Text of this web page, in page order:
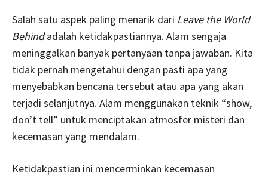
Salah satu aspek paling menarik dari Leave the World
Behindadalah ketidakpastiannya. Alam sengaja
meninggalkan banyak pertanyaan tanpa jawaban. Kita
tidak pernah mengetahui dengan pasti apa yang
menyebabkan bencana tersebut atau apa yang akan
terjadi selanjutnya. Alam menggunakan teknik “show,
don’t tell” untuk menciptakan atmosfer misteri dan
kecemasan yang mendalam.
Ketidakpastian ini mencerminkan kecemasan